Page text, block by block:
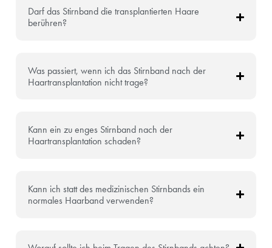
Darf das Stirnband die transplantierten Haare
berühren?
Was passiert, wenn ich das Stirnband nach der
Haartransplantation nicht trage?
Kann ein zu enges Stirnband nach der
Haartransplantation schaden?
Kann ich statt des medizinischen Stirnbands ein
normales Haarband verwenden?